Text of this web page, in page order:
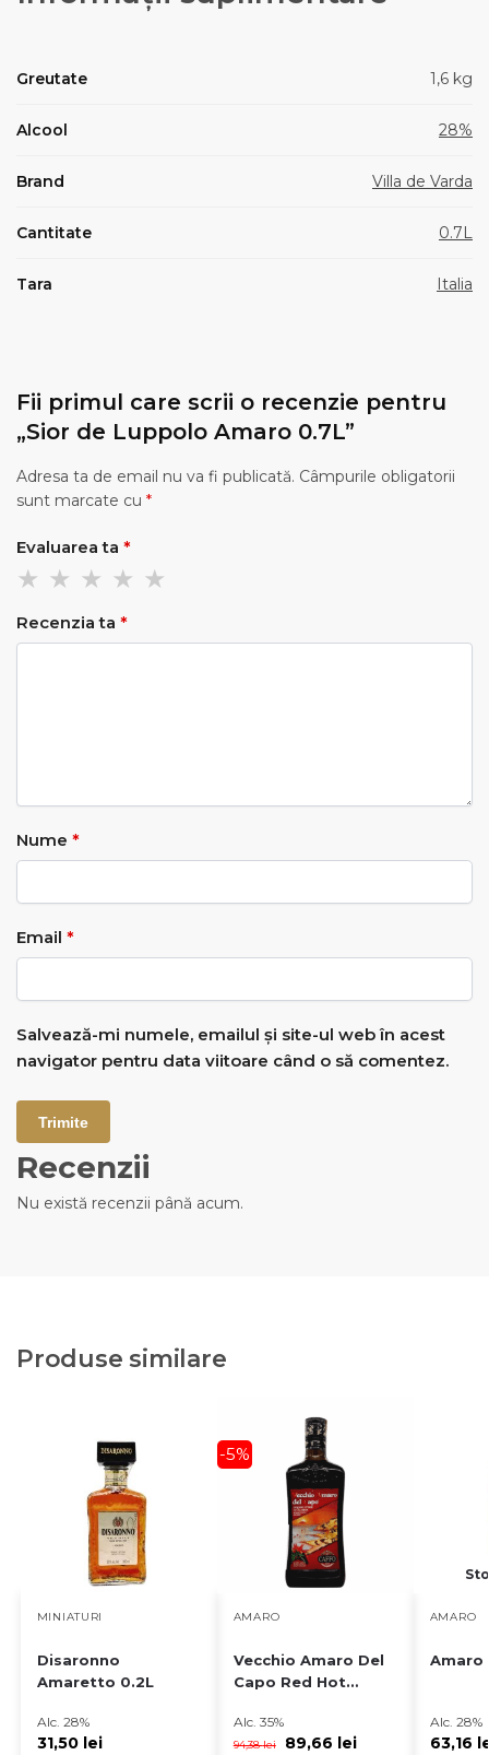
Greutate 1,6 kg
Alcool 28%
Brand Villa de Varda
Cantitate 0.7L
Tara Italia
Recenzii
Nu există recenzii până acum.
Fii primul care scrii o recenzie pentru
„Sior de Luppolo Amaro 0.7L”
Adresa ta de email nu va fi publicată. Câmpurile obligatorii
sunt marcate cu *
Evaluarea ta *
Recenzia ta *
Nume *
Email *
Salvează-mi numele, emailul și site-ul web în acest
navigator pentru data viitoare când o să comentez.
Produse similare
MINIATURI
Disaronno
Amaretto 0.2L
Alc. 28%
31,50 lei
-5%
AMARO
Vecchio Amaro Del
Capo Red Hot
Alc. 35%
94,38lei 89,66 lei
AMARO
Amaro
Alc. 28%
63,16